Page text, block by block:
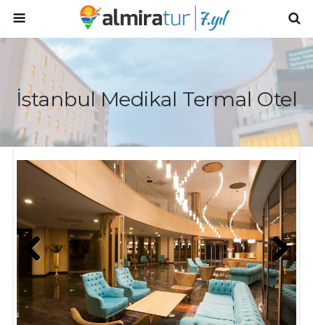
İstanbul Medikal Termal Otel
Prev
ious
Next